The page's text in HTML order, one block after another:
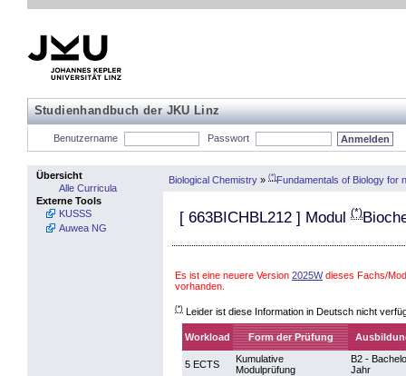
Studienhandbuch der JKU Linz
Benutzername Passwort
Übersicht
Alle Curricula
Externe Tools
KUSSS
Auwea NG
Biological Chemistry » (*)Fundamentals of Biology for
[ 663BICHBL212 ] Modul (*)
Es ist eine neuere Version 2025Wdieses Fachs/
vorhanden.
(*) Leider ist diese Information in Deutsch nicht
Workload Form der Prüfung
5 ECTS
Kumulative
Modulprüfung
B2 -
Jahr